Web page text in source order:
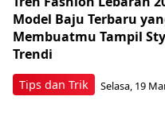
Tips dan Trik
Model Baju Terbaru
Membuatmu Tampil
Trendi
Selasa, 19